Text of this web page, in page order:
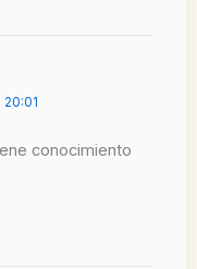
conocimiento